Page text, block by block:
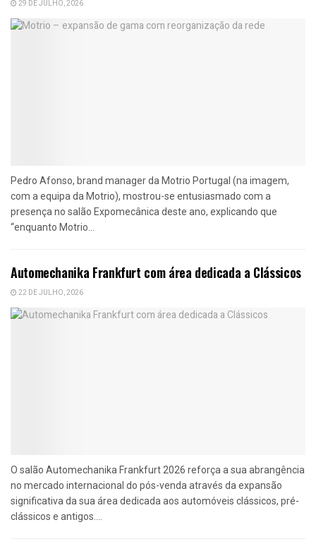
29 DE JULHO, 2026
Pedro Afonso, brand manager da Motrio Portugal (na imagem,
com a equipa da Motrio), mostrou-se entusiasmado com a
presença no salão Expomecânica deste ano, explicando que
“enquanto Motrio...
Automechanika Frankfurt com área dedicada a Clássicos
22 DE JULHO, 2026
O salão Automechanika Frankfurt 2026 reforça a sua abrangência
no mercado internacional do pós-venda através da expansão
significativa da sua área dedicada aos automóveis clássicos, pré-
clássicos e antigos....